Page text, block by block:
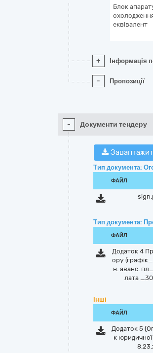
Блок
еквівалент
+ Інформація
- Пропозиції
- Документи тендеру
Тип документа:
ФАЙЛ
Тип документа:
ФАЙЛ
Додаток 4
ору
н. аванс.
лата
Інші
ФАЙЛ
Додаток 5
к